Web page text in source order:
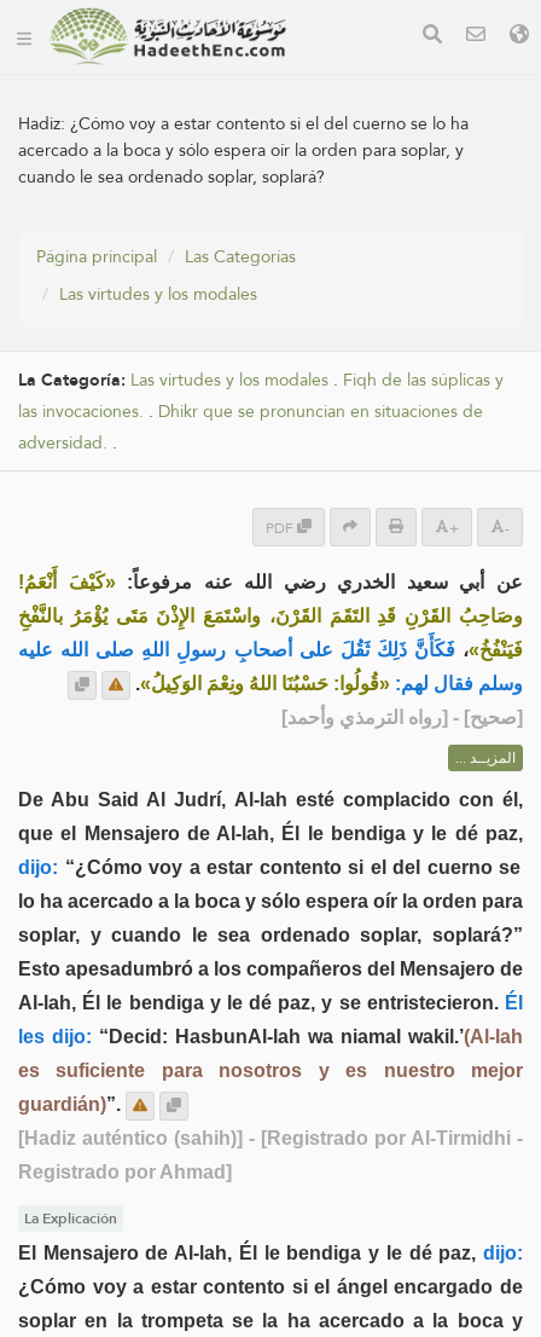
Hadiz:¿Cómo voy a estar contento si el del cuerno se lo ha
acercado a la boca y sólo espera oír la orden para soplar, y
cuando le sea ordenado soplar, soplará?
Página principal
Las Categorías
Las virtudes y los modales
La Categoría: Las virtudes y los modales . Fiqh de las súplicas y
las invocaciones. . Dhikr que se pronuncian en situaciones de
adversidad. .
PDF + -
عن أبي سعيد الخدري رضي الله عنه مرفوعاً:«كَيْفَ أَنْعَمُ!
وصَاحِبُ القَرْنِ قَدِ التَقَمَ القَرْنَ، واسْتَمَعَ الإِذْنَ مَتَى يُؤْمَرُ بالنَّفْخِ
فَيَنْفُخُ»، فَكَأَنَّ ذَلِكَ ثَقُلَ على أصحابِ رسولِ اللهِ صلى الله عليه
وسلم فقال لهم: «قُولُوا: حَسْبُنَا اللهُ ونِعْمَ الوَكِيلُ».
[صحيح] - [رواه الترمذي وأحمد]
المزيــد ...
De Abu Said Al Judrí, Al-lah esté complacido con él,
que el Mensajero de Al-lah, Él le bendiga y le dé paz,
dijo: “¿Cómo voy a estar contento si el del cuerno se
lo ha acercado a la boca y sólo espera oír la orden para
soplar, y cuando le sea ordenado soplar, soplará?”
Esto apesadumbró a los compañeros del Mensajero de
Al-lah, Él le bendiga y le dé paz, y se entristecieron.Él
les dijo: “Decid: HasbunAl-lah wa niamal wakil.’(Al-lah
es suficiente para nosotros y es nuestro mejor
guardián)”.
[Hadiz auténtico (sahih)] - [Registrado por Al-Tirmidhi -
Registrado por Ahmad]
La Explicación
El Mensajero de Al-lah, Él le bendiga y le dé paz, dijo:
¿Cómo voy a estar contento si el ángel encargado de
soplar en la trompeta se la ha acercado a la boca y